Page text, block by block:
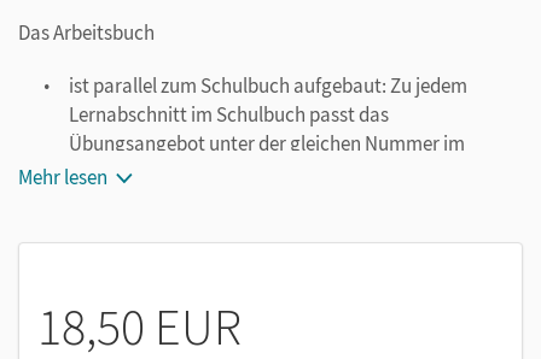
Das Arbeitsbuch
ist parallel zum Schulbuch aufgebaut: Zu jedem
Lernabschnitt im Schulbuch passt das
Übungsangebot unter der gleichen Nummer im
Arbeitsbuch.
Mehr lesen
18,50 EUR